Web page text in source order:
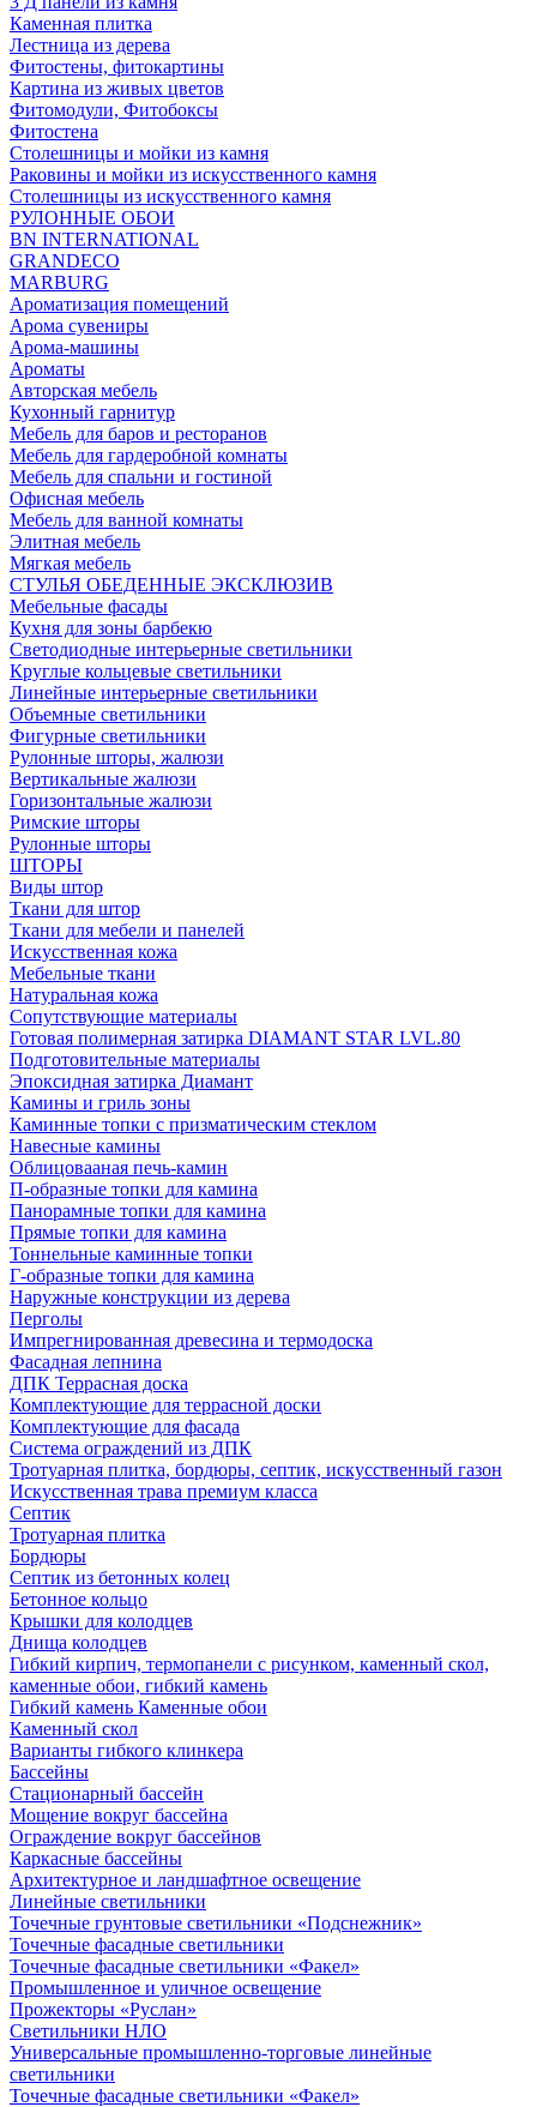
Каменная плитка
Лестница из дерева
Фитостены, фитокартины
Картина из живых цветов
Фитомодули, Фитобоксы
Фитостена
Столешницы и мойки из камня
Раковины и мойки из искусственного камня
Столешницы из искусственного камня
РУЛОННЫЕ ОБОИ
BN INTERNATIONAL
GRANDECO
MARBURG
Ароматизация помещений
Арома сувениры
Арома-машины
Ароматы
Авторская мебель
Кухонный гарнитур
Мебель для баров и ресторанов
Мебель для гардеробной комнаты
Мебель для спальни и гостиной
Офисная мебель
Мебель для ванной комнаты
Элитная мебель
Мягкая мебель
СТУЛЬЯ ОБЕДЕННЫЕ ЭКСКЛЮЗИВ
Мебельные фасады
Кухня для зоны барбекю
Светодиодные интерьерные светильники
Круглые кольцевые светильники
Линейные интерьерные светильники
Объемные светильники
Фигурные светильники
Рулонные шторы, жалюзи
Вертикальные жалюзи
Горизонтальные жалюзи
Римские шторы
Рулонные шторы
ШТОРЫ
Виды штор
Ткани для штор
Ткани для мебели и панелей
Искусственная кожа
Мебельные ткани
Натуральная кожа
Сопутствующие материалы
Готовая полимерная затирка DIAMANT STAR LVL.80
Подготовительные материалы
Эпоксидная затирка Диамант
Камины и гриль зоны
Каминные топки с призматическим стеклом
Навесные камины
Облицовааная печь-камин
П-образные топки для камина
Панорамные топки для камина
Прямые топки для камина
Тоннельные каминные топки
Г-образные топки для камина
Наружные конструкции из дерева
Перголы
Импрегнированная древесина и термодоска
Фасадная лепнина
ДПК Террасная доска
Комплектующие для террасной доски
Комплектующие для фасада
Система ограждений из ДПК
Тротуарная плитка, бордюры, септик, искусственный газон
Искусственная трава премиум класса
Септик
Тротуарная плитка
Бордюры
Септик из бетонных колец
Бетонное кольцо
Крышки для колодцев
Днища колодцев
Гибкий кирпич, термопанели с рисунком, каменный скол,
каменные обои, гибкий камень
Гибкий камень Каменные обои
Каменный скол
Варианты гибкого клинкера
Бассейны
Стационарный бассейн
Мощение вокруг бассейна
Ограждение вокруг бассейнов
Каркасные бассейны
Архитектурное и ландшафтное освещение
Линейные светильники
Точечные грунтовые светильники «Подснежник»
Точечные фасадные светильники
Точечные фасадные светильники «Факел»
Промышленное и уличное освещение
Прожекторы «Руслан»
Светильники НЛО
Универсальные промышленно-торговые линейные
светильники
Точечные фасадные светильники «Факел»